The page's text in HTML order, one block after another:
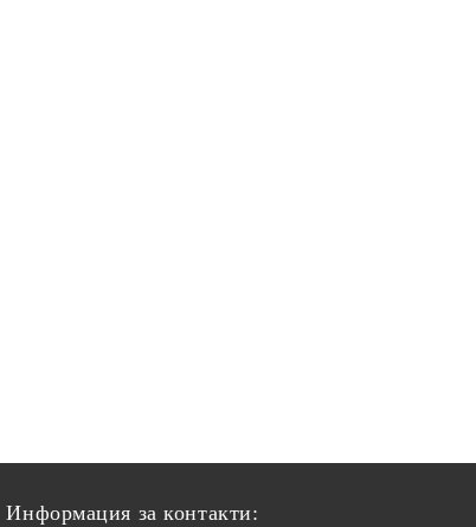
Информация за контакти: